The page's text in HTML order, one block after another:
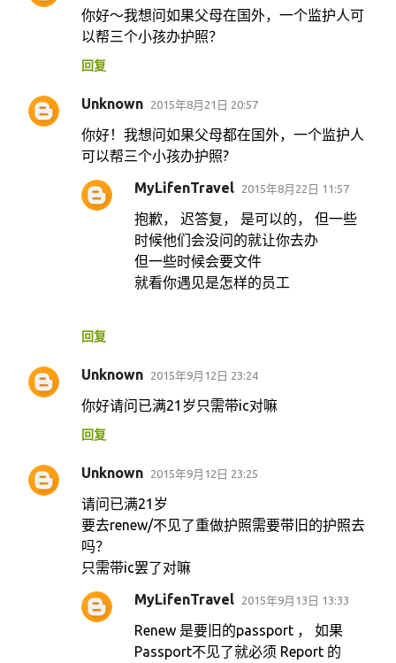
你好～我想问如果父母在国外，一个监护人可
以帮三个小孩办护照？
回复
Unknown 2015年8月21日 20:57
你好！我想问如果父母都在国外，一个监护人
可以帮三个小孩办护照?
回复
MyLifenTravel 2015年8月22日 11:57
抱歉， 迟答复， 是可以的， 但一些
时候他们会没问的就让你去办
但一些时候会要文件
就看你遇见是怎样的员工
Unknown 2015年9月12日 23:24
你好请问已满21岁只需带ic对嘛
回复
Unknown 2015年9月12日 23:25
请问已满21岁
要去renew/不见了重做护照需要带旧的护照去
吗？
只需带ic罢了对嘛
MyLifenTravel 2015年9月13日 13:33
Renew 是要旧的passport ， 如果
Passport不见了就必须 Report 的